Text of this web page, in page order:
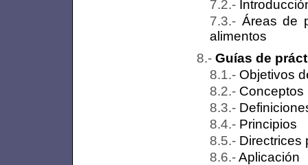
Áreas de
alimentos
Guías de
Objetivos
Conceptos
Principios
Directrices
Aplicación